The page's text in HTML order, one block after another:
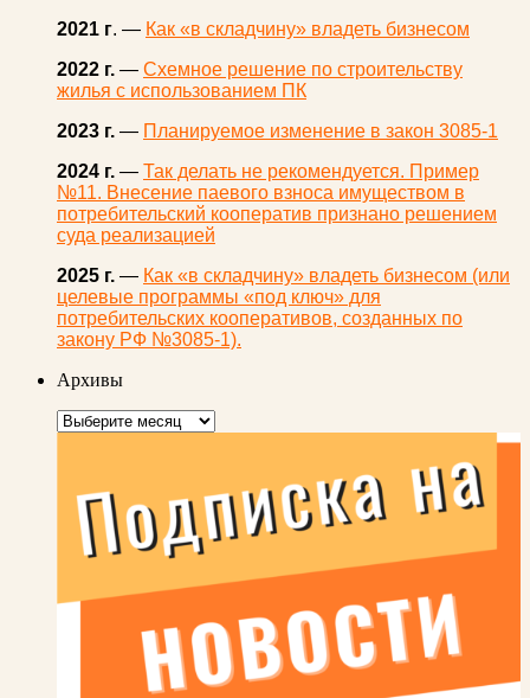
2021 г. — Как «в складчину» владеть бизнесом
2022 г. — Схемное решение по строительству
жилья с использованием ПК
2023 г. — Планируемое изменение в закон 3085-1
2024 г. — Так делать не рекомендуется. Пример
№11. Внесение паевого взноса имуществом в
потребительский кооператив признано решением
суда реализацией
2025 г. — Как «в складчину» владеть бизнесом (или
целевые программы «под ключ» для
потребительских кооперативов, созданных по
закону РФ №3085-1).
Архивы
Архивы